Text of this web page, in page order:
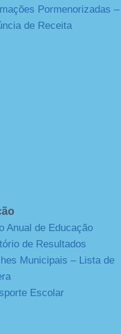
Pormenorizadas –
de Receita
Anual de Educação
de Resultados
Municipais – Lista de
Escolar